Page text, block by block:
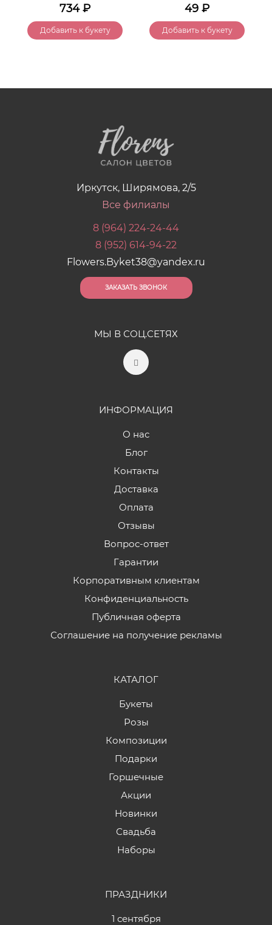
734₽
Добавить к букету
49 ₽
Добавить к букету
Иркутск, Ширямова, 2/5
Все филиалы
8 (964) 224-24-44
8 (952) 614-94-22
Flowers.Byket38@yandex.ru
ЗАКАЗАТЬ ЗВОНОК
МЫ В СОЦ.СЕТЯХ
ИНФОРМАЦИЯ
О нас
Блог
Контакты
Доставка
Оплата
Отзывы
Вопрос-ответ
Гарантии
Корпоративным клиентам
Конфиденциальность
Публичная оферта
Соглашение на получение рекламы
КАТАЛОГ
Букеты
Розы
Композиции
Подарки
Горшечные
Акции
Новинки
Свадьба
Наборы
ПРАЗДНИКИ
1 сентября